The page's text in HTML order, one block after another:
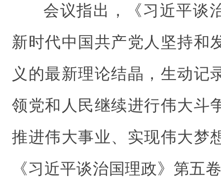
会议指出，《习近平谈
新时代中国共产党人坚持和
义的最新理论结晶，生动记
领党和人民继续进行伟大斗
推进伟大事业、实现伟大梦
《习近平谈治国理政》第五